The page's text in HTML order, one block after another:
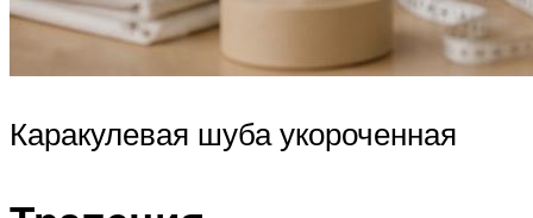
Каракулевая шуба укороченная